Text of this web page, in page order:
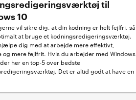
til
10
vil sikre dig, at din kodning er helt fejlfri, så
at bruge et kodningsredigeringsværktøj.
dig med at arbejde mere effektivt,
og mere fejlfrit. Hvis du arbejder med Windows
der her en top-5 over bedste
Det er altid godt at have en